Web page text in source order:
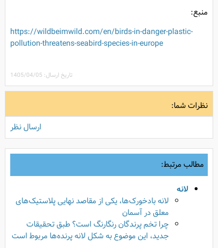
منبع:
https://wildbeimwild.com/en/birds-in-danger-plastic-
pollution-threatens-seabird-species-in-europe
تاریخ ارسال: 1405/04/05
نظرات شما:
ارسال نظر
مطالب مرتبط:
لانه
لانه بادخورک‌ها، یکی از مقاصد نهایی پلاستیک‌های
معلق در آسمان
چرا تخم پرندگان رنگارنگ است؟ طبق تحقیقات
جدید، این موضوع به شکل لانه پرنده‌ها مربوط است